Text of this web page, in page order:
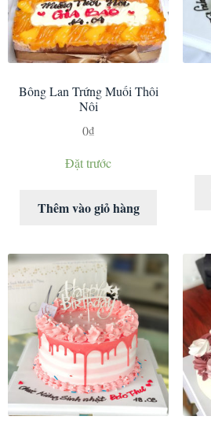
Bông Lan Trứng Muối Thôi
Nôi
0₫
Đặt trước
Thêm vào giỏ hàng